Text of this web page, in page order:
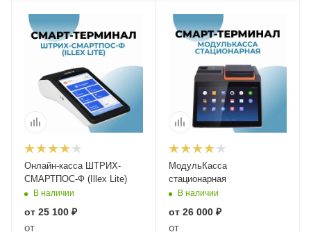
Онлайн-касса ШТРИХ-
СМАРТПОС-Ф (Illex Lite)
В наличии
от 25 100 ₽
от
МодульКасса
стационарная
В наличии
от 26 000 ₽
от